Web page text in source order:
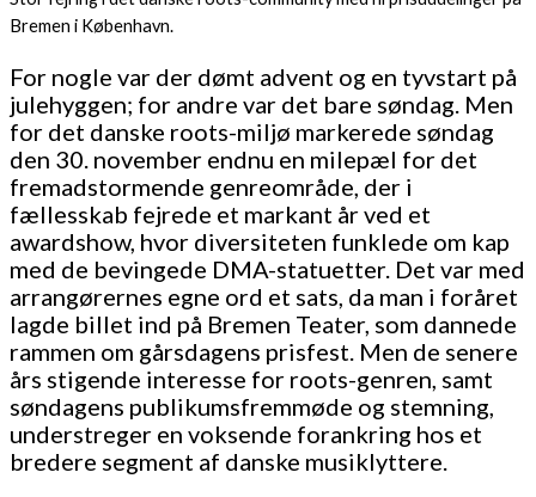
Bremen i København.
For nogle var der dømt advent og en tyvstart på
julehyggen; for andre var det bare søndag. Men
for det danske roots-miljø markerede søndag
den 30. november endnu en milepæl for det
fremadstormende genreområde, der i
fællesskab fejrede et markant år ved et
awardshow, hvor diversiteten funklede om kap
med de bevingede DMA-statuetter. Det var med
arrangørernes egne ord et sats, da man i foråret
lagde billet ind på Bremen Teater, som dannede
rammen om gårsdagens prisfest. Men de senere
års stigende interesse for roots-genren, samt
søndagens publikumsfremmøde og stemning,
understreger en voksende forankring hos et
bredere segment af danske musiklyttere.